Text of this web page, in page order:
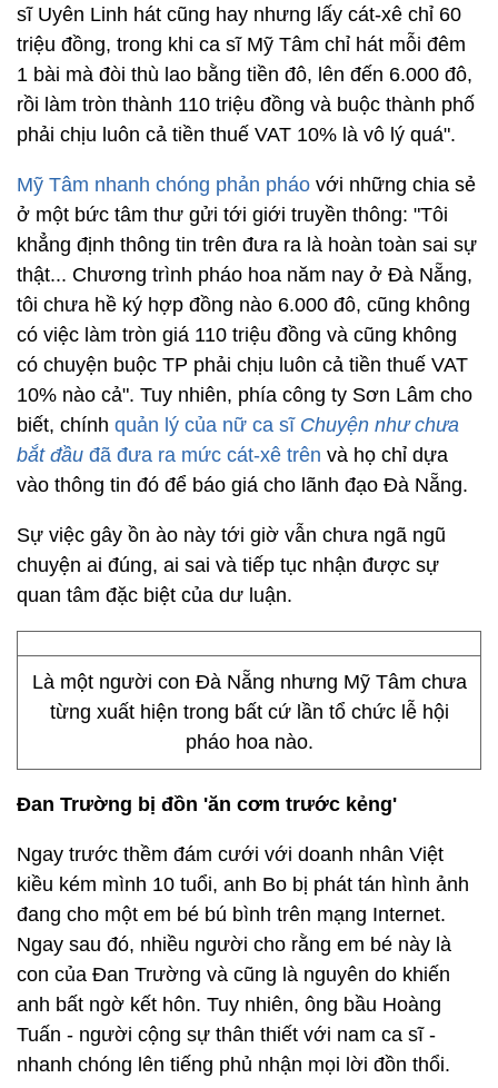
sĩ Uyên Linh hát cũng hay nhưng lấy cát-xê chỉ 60
triệu đồng, trong khi ca sĩ Mỹ Tâm chỉ hát mỗi đêm
1 bài mà đòi thù lao bằng tiền đô, lên đến 6.000 đô,
rồi làm tròn thành 110 triệu đồng và buộc thành phố
phải chịu luôn cả tiền thuế VAT 10% là vô lý quá".
Mỹ Tâm nhanh chóng phản pháo với những chia sẻ
ở một bức tâm thư gửi tới giới truyền thông: "Tôi
khẳng định thông tin trên đưa ra là hoàn toàn sai sự
thật... Chương trình pháo hoa năm nay ở Đà Nẵng,
tôi chưa hề ký hợp đồng nào 6.000 đô, cũng không
có việc làm tròn giá 110 triệu đồng và cũng không
có chuyện buộc TP phải chịu luôn cả tiền thuế VAT
10% nào cả". Tuy nhiên, phía công ty Sơn Lâm cho
biết, chính quản lý của nữ ca sĩ Chuyện như chưa
bắt đầu đã đưa ra mức cát-xê trên và họ chỉ dựa
vào thông tin đó để báo giá cho lãnh đạo Đà Nẵng.
Sự việc gây ồn ào này tới giờ vẫn chưa ngã ngũ
chuyện ai đúng, ai sai và tiếp tục nhận được sự
quan tâm đặc biệt của dư luận.
Là một người con Đà Nẵng nhưng Mỹ Tâm chưa
từng xuất hiện trong bất cứ lần tổ chức lễ hội
pháo hoa nào.
Đan Trường bị đồn 'ăn cơm trước kẻng'
Ngay trước thềm đám cưới với doanh nhân Việt
kiều kém mình 10 tuổi, anh Bo bị phát tán hình ảnh
đang cho một em bé bú bình trên mạng Internet.
Ngay sau đó, nhiều người cho rằng em bé này là
con của Đan Trường và cũng là nguyên do khiến
anh bất ngờ kết hôn. Tuy nhiên, ông bầu Hoàng
Tuấn - người cộng sự thân thiết với nam ca sĩ -
nhanh chóng lên tiếng phủ nhận mọi lời đồn thổi.